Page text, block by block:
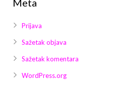
Meta
Prijava
Sažetak objava
Sažetak komentara
WordPress.org